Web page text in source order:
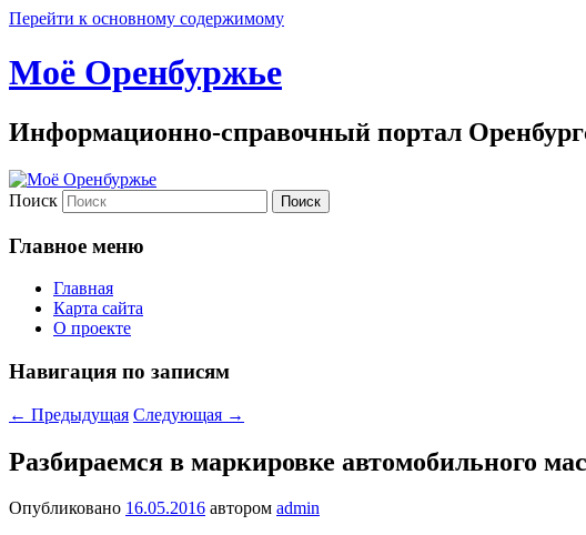
Перейти к основному содержимому
Моё Оренбуржье
Информационно-справочный портал
Поиск
Главное меню
Главная
Карта сайта
О проекте
Навигация по записям
← Предыдущая Следующая →
Разбираемся в маркировке автомобильного
Опубликовано 16.05.2016 автором admin